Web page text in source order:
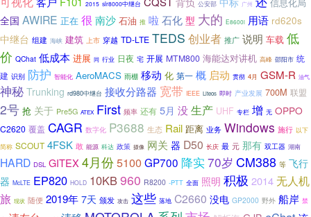
2015 slr8000中继台 公安部 广州
全国 AWIRE 正在 很 南沙 石油 推 啦 石化型 大的 E8600i 用语 rd620s
中继台 组建 海峡 建筑 上市 穿越 TD-LTE TEDS 创业者 推广 说明 车载 低
价 QChat 低成本 进展 同 行业 日夜 宅 开展 MTM800 海能达对讲机 高峰 邵阳市 统
建 识别 防护 智能化 AeroMACS 雨棚 移动 化 第一 概 启动 贯彻 4月 GSM-R 油气
神秘 Trunking rd980中继台 接收分路器 宽带 IEEE Liteos 即时 产业发展 700M 联盟
2号 抢 关于 Pre5G ATEX First 频率 还有 5月 没生产 UHF 专栏 增 无 OPPO
C2620 覆盖 CAGR 数字化 P3688 生态 Rail 距离 业务 Windows 施行 以下
简称 SCOUT 4FSK 敢 能源 科达 政策 摄像 网关 器 D50 长庆 最 元 那有 双工器 湖南
HARD DSL GITEX 4月份5100GP700 降实70岁 CM388 等 飞行
器 McLTE EP820 HOLD 10KB960 R8200 -PTT 全面 照明 积极 2014无人机
旅 现状 随便 2019年7天 颁发 攻击 这些 落地 C2660 没电 GP2000 野外 船岸 禁